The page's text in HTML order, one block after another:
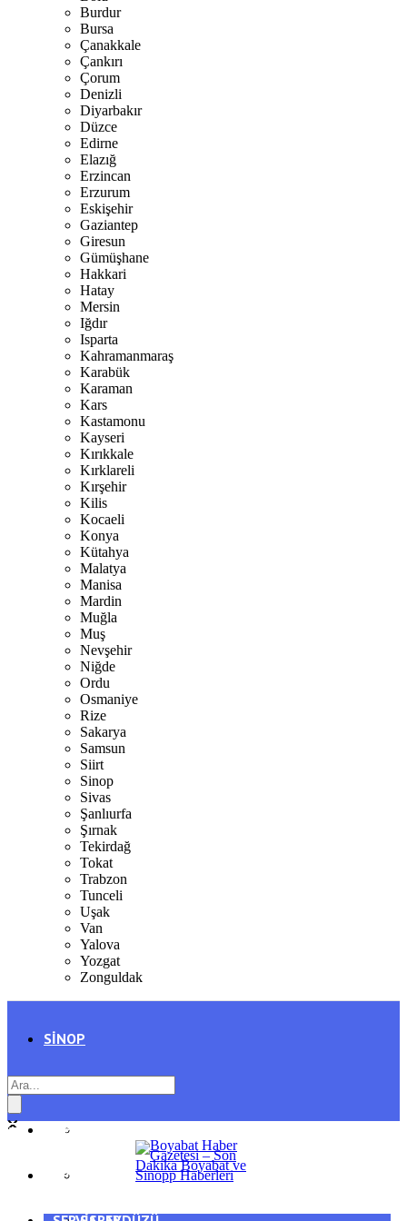
Burdur
Bursa
Çanakkale
Çankırı
Çorum
Denizli
Diyarbakır
Düzce
Edirne
Elazığ
Erzincan
Erzurum
Eskişehir
Gaziantep
Giresun
Gümüşhane
Hakkari
Hatay
Mersin
Iğdır
Isparta
Kahramanmaraş
Karabük
Karaman
Kars
Kastamonu
Kayseri
Kırıkkale
Kırklareli
Kırşehir
Kilis
Kocaeli
Konya
Kütahya
Malatya
Manisa
Mardin
Muğla
Muş
Nevşehir
Niğde
Ordu
Osmaniye
Rize
Sakarya
Samsun
Siirt
Sinop
Sivas
Şanlıurfa
Şırnak
Tekirdağ
Tokat
Trabzon
Tunceli
Uşak
Van
Yalova
Yozgat
Zonguldak
SINOP
AYANCIK
GENEL
SPOR